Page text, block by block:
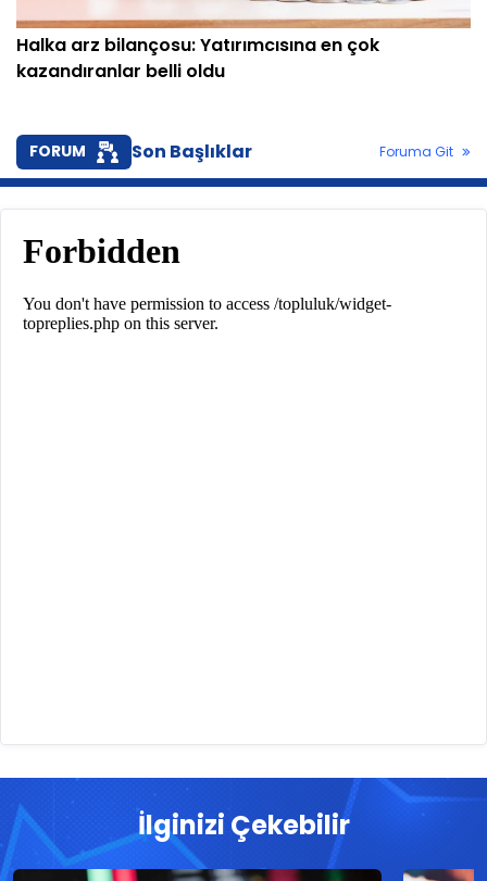
Halka arz bilançosu: Yatırımcısına en çok
kazandıranlar belli oldu
FORUM Son Başlıklar Foruma Git
İlginizi Çekebilir